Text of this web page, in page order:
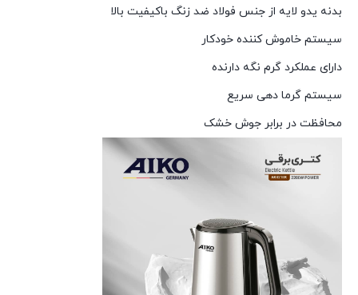
بدنه یدو لایه از جنس فولاد ضد زنگ باکیفیت بالا
سیستم خاموش کننده خودکار
دارای عملکرد گرم نگه دارنده
سیستم گرما دهی سریع
محافظت در برابر جوش خشک